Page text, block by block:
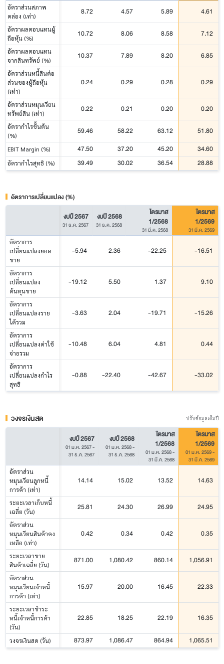
อัตราส่วนสภาพ
คล่อง (เท่า)
8.72 4.57 5.89 4.61
อัตราผลตอบแทนผู้
ถือหุ้น (%)
10.72 8.06 8.58 7.12
อัตราผลตอบแทน
จากสินทรัพย์ (%)
10.37 7.89 8.20 6.85
อัตราส่วนหนี้สินต่อ
ส่วนของผู้ถือหุ้น
(เท่า)
0.24 0.29 0.28 0.29
อัตราส่วนหมุนเวียน
ทรัพย์สิน (เท่า)
0.22 0.21 0.20 0.20
อัตรากำไรขั้นต้น
(%)
59.46 58.22 63.12 51.80
EBIT Margin (%) 47.50 37.20 45.20 34.60
อัตรากำไรสุทธิ (%) 39.49 30.02 36.54 28.88
อัตราการเปลี่ยนแปลง (%)
งบปี 2567
31 ธ.ค. 2567
งบปี 2568
31 ธ.ค. 2568
ไตรมาส
1/2568
31 มี.ค. 2568
ไตรมาส
1/2569
31 มี.ค. 2569
อัตราการ
เปลี่ยนแปลงยอด
ขาย
-5.94 2.36 -22.25 -16.51
อัตราการ
เปลี่ยนแปลง
ต้นทุนขาย
-19.12 5.50 1.37 9.10
อัตราการ
เปลี่ยนแปลงราย
ได้รวม
-3.63 2.04 -19.71 -15.26
อัตราการ
เปลี่ยนแปลงค่าใช้
จ่ายรวม
-10.48 6.04 4.81 0.44
อัตราการ
เปลี่ยนแปลงกำไร
สุทธิ
-0.88 -22.40 -42.67 -33.02
วงจรเงินสด ปรับข้อมูลเต็มปี
งบปี 2567
01 ม.ค. 2567-
31 ธ.ค. 2567
งบปี 2568
01 ม.ค. 2568-
31 ธ.ค. 2568
ไตรมาส
1/2568
01 ม.ค. 2568-
31 มี.ค. 2568
ไตรมาส
1/2569
01 ม.ค. 2569-
31 มี.ค. 2569
อัตราส่วน
หมุนเวียนลูกหนี้
การค้า (เท่า)
14.14 15.02 13.52 14.63
ระยะเวลาเก็บหนี้
เฉลี่ย (วัน)
25.81 24.30 26.99 24.95
อัตราส่วน
หมุนเวียนสินค้าคง
เหลือ (เท่า)
0.42 0.34 0.42 0.35
ระยะเวลาขาย
สินค้าเฉลี่ย (วัน)
871.00 1,080.42 860.14 1,056.91
อัตราส่วน
หมุนเวียนเจ้าหนี้
การค้า (เท่า)
15.97 20.00 16.45 22.33
ระยะเวลาชำระ
หนี้เจ้าหนี้การค้า
(วัน)
22.85 18.25 22.19 16.35
วงจรเงินสด (วัน) 873.97 1,086.47 864.94 1,065.51